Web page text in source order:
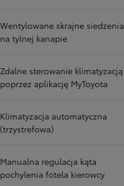
Wentylowane skrajne siedzenia
na tylnej kanapie
Zdalne sterowanie klimatyzacją
poprzez aplikację MyToyota
Klimatyzacja automatyczna
(trzystrefowa)
Manualna regulacja kąta
pochylenia fotela kierowcy